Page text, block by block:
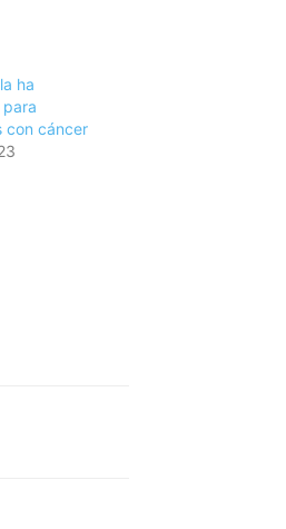
ha
con cáncer